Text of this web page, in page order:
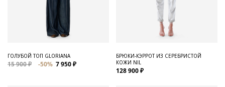
ГОЛУБОЙ ТОП GLORIANA
15 900 ₽ -50% 7 950 ₽
БРЮКИ-КЭРРОТ ИЗ СЕРЕБРИСТОЙ
КОЖИ NIL
128 900 ₽